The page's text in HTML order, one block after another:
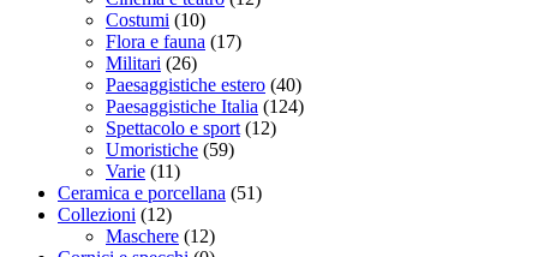
Costumi (10)
Flora e fauna (17)
Militari (26)
Paesaggistiche estero (40)
Paesaggistiche Italia (124)
Spettacolo e sport (12)
Umoristiche (59)
Varie (11)
Ceramica e porcellana (51)
Collezioni (12)
Maschere (12)